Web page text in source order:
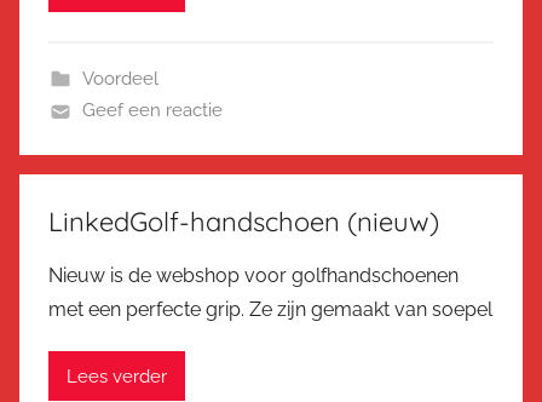
Voordeel
Geef een reactie
LinkedGolf-handschoen (nieuw)
Nieuw is de webshop voor golfhandschoenen
met een perfecte grip. Ze zijn gemaakt van soepel
Lees verder